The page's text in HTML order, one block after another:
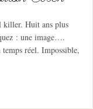
killer. Huit ans plus
: une image….
réel. Impossible,